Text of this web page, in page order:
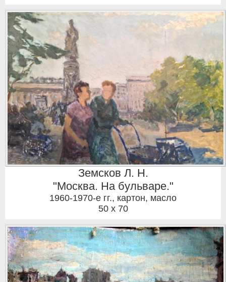
Земсков Л. Н.
"Москва. На бульваре."
1960-1970-е гг., картон, масло
50 x 70